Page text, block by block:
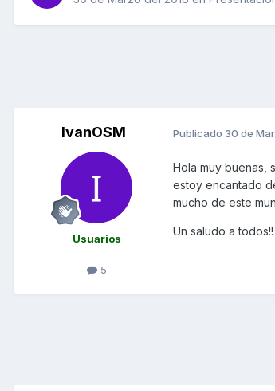
IvanOSM
Usuarios
5
Publicado 30 de
Hola muy buenas,
estoy encantado
mucho de este
Un saludo a todos!!